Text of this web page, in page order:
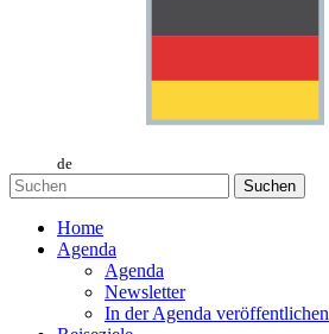
de
Suchen
Home
Agenda
Agenda
Newsletter
In der Agenda veröffentlichen